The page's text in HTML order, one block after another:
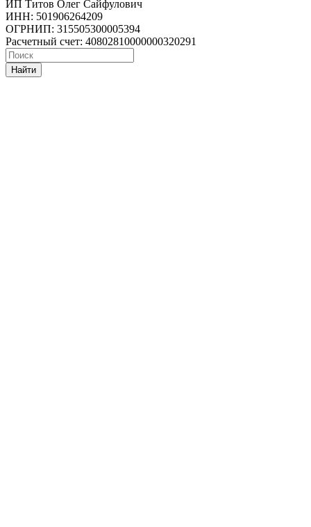
ИП Титов Олег Сайфулович
ИНН: 501906264209
ОГРНИП: 315505300005394
Расчетный счет: 40802810000000320291
Найти